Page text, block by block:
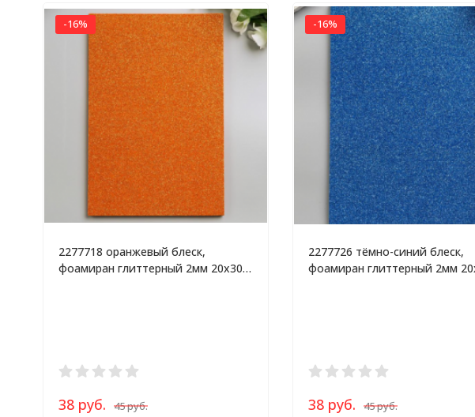
-16%
2277718 оранжевый блеск,
фоамиран глиттерный 2мм 20х30
38 руб. 45 руб.
-16%
2277726 тёмно-синий блеск,
фоамиран глиттерный 2мм
38 руб. 45 руб.